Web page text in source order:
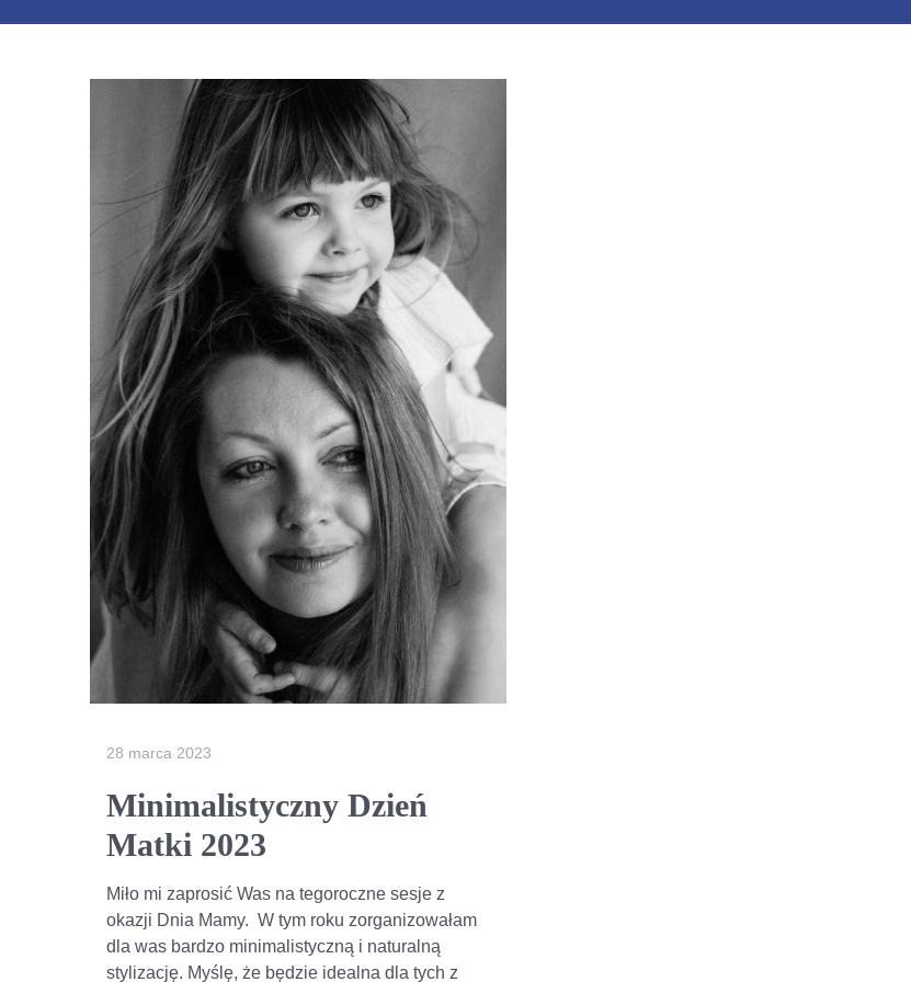
28 marca 2023
Minimalistyczny Dzień
Matki 2023
Miło mi zaprosić Was na tegoroczne sesje z
okazji Dnia Mamy. W tym roku zorganizowałam
dla was bardzo minimalistyczną i naturalną
stylizację. Myślę, że będzie idealna dla tych z